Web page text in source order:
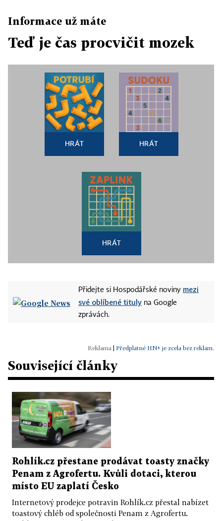
Informace už máte
Teď je čas procvičit mozek
HRÁT HRÁT
HRÁT
Přidejte si Hospodářské noviny mezi
své oblíbené tituly na Google
zprávách.
Předplatné HN+ je zcela bez reklam.
Související články
Rohlík.cz přestane prodávat toasty značky
Penam z Agrofertu. Kvůli dotaci, kterou
místo EU zaplatí Česko
Internetový prodejce potravin Rohlík.cz přestal nabízet
toastový chléb od společnosti Penam z Agrofertu.